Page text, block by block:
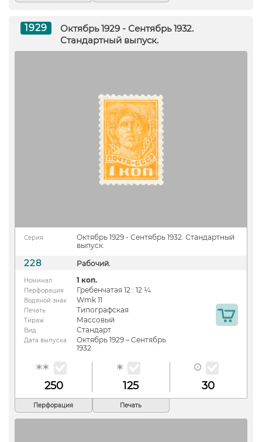
1929
Октябрь 1929 - Сентябрь 1932.
Стандартный выпуск.
Серия
Октябрь 1929 - Сентябрь 1932. Стандартный
выпуск.
228 Рабочий.
Номинал 1 коп.
Перфорация Гребенчатая 12 : 12 ¼
Водяной знак Wmk 11
Печать Типографская
Тираж Массовый
Вид Стандарт
Дата выпуска
Октябрь 1929 – Сентябрь
1932
250 125 30
Перфорация Печать